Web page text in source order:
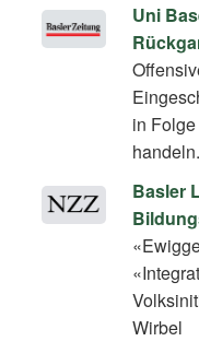
Uni
in
handeln.
Basler
Wirbel